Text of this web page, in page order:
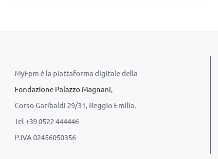
MyFpm è la piattaforma digitale della
Fondazione Palazzo Magnani,
Corso Garibaldi 29/31, Reggio Emilia.
Tel +39 0522 444446
P.IVA 02456050356